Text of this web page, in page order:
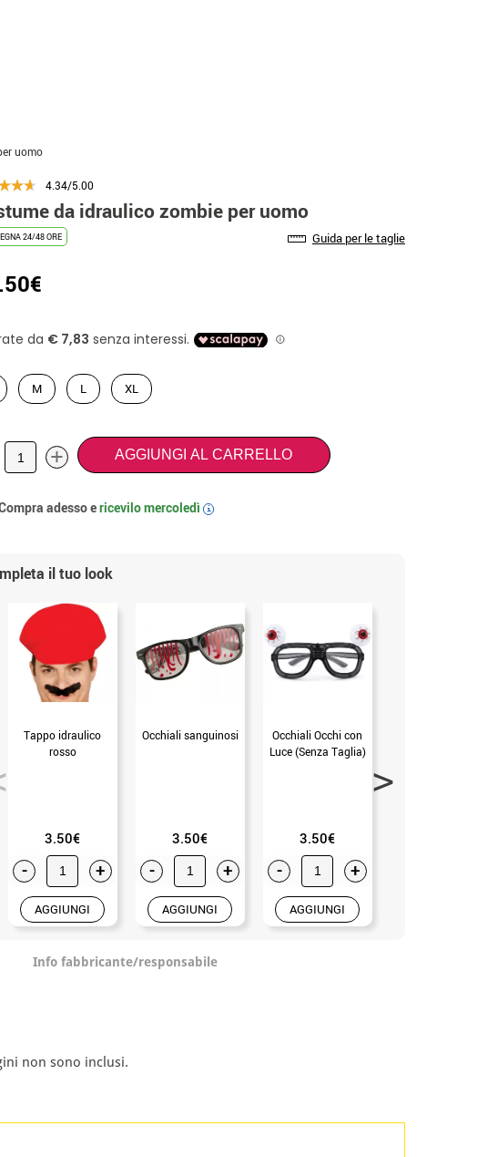
uomo
4.34/5.00
da idraulico zombie per uomo
24/48 ORE Guida per le taglie
M L XL
+ AGGIUNGI AL CARRELLO
adesso ericevilomercoledì i
il tuo look
Tappo idraulico
rosso
3.50€
- +
AGGIUNGI
Occhiali sanguinosi
3.50€
- +
AGGIUNGI
Occhiali Occhi con
Luce (Senza Taglia)
3.50€
- +
AGGIUNGI
Info fabbricante/responsabile
non sono inclusi.